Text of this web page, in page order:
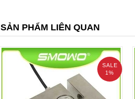
SẢN PHẨM LIÊN QUAN
SALE
1%